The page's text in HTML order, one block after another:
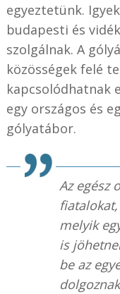
egyeztetünk.
budapesti és
szolgálnak. A
közösségek felé
kapcsolódhatnak
egy országos és
gólyatábor.
Az egész
melyik
is
be az